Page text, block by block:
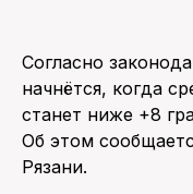
Согласно
начнётся, когда
станет ниже +8
Об этом
Рязани.